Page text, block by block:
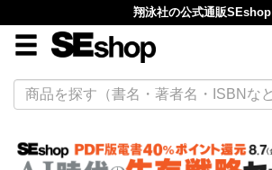
翔泳社の公式通販SEshop